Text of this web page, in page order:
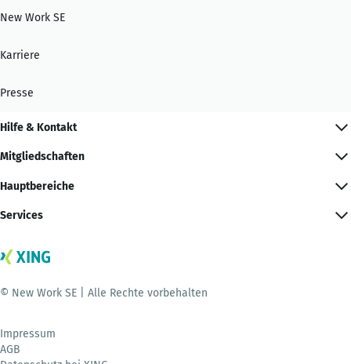
New Work SE
Karriere
Presse
Hilfe & Kontakt
Mitgliedschaften
Hauptbereiche
Services
© New Work SE | Alle Rechte vorbehalten
Impressum
AGB